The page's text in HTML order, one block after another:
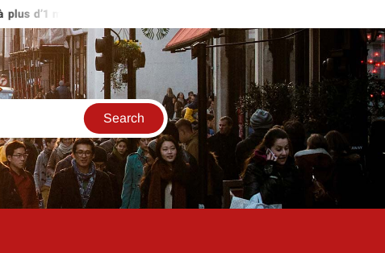
million d’euros ?